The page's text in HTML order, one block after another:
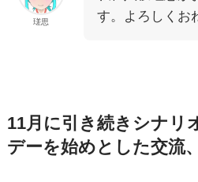
瑳思
す。よろしくお
11月に引き続きシナリ
デーを始めとした交流